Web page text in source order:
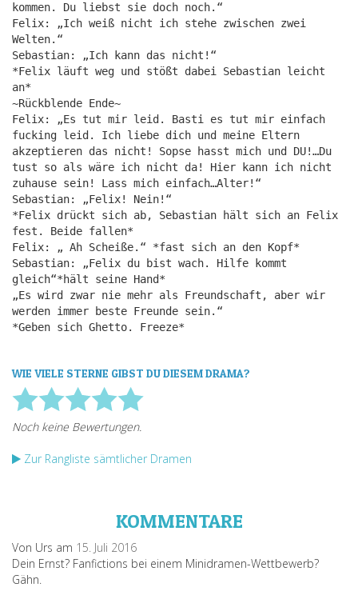
kommen. Du liebst sie doch noch.“
Felix: „Ich weiß nicht ich stehe zwischen zwei
Welten.“
Sebastian: „Ich kann das nicht!“
*Felix läuft weg und stößt dabei Sebastian leicht
an*
~Rückblende Ende~
Felix: „Es tut mir leid. Basti es tut mir einfach
fucking leid. Ich liebe dich und meine Eltern
akzeptieren das nicht! Sopse hasst mich und DU!…Du
tust so als wäre ich nicht da! Hier kann ich nicht
zuhause sein! Lass mich einfach…Alter!“
Sebastian: „Felix! Nein!“
*Felix drückt sich ab, Sebastian hält sich an Felix
fest. Beide fallen*
Felix: „ Ah Scheiße.“ *fast sich an den Kopf*
Sebastian: „Felix du bist wach. Hilfe kommt
gleich“*hält seine Hand*
„Es wird zwar nie mehr als Freundschaft, aber wir
werden immer beste Freunde sein.“
*Geben sich Ghetto. Freeze*
WIE VIELE STERNE GIBST DU DIESEM DRAMA?
Zur Rangliste sämtlicher Dramen
KOMMENTARE
Von Urs am 15. Juli 2016
Dein Ernst? Fanfictions bei einem Minidramen-Wettbewerb?
Gähn.